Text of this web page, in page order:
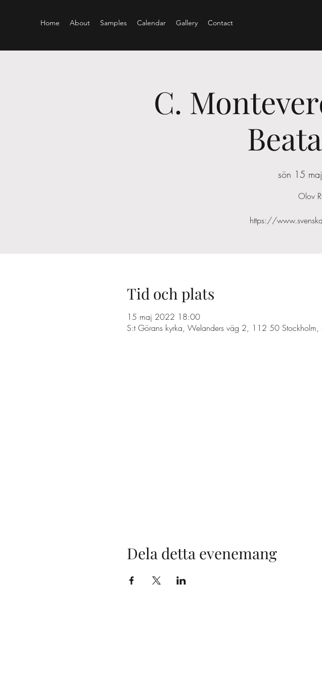
Home About Samples Calendar Gallery Contact
C.
sön 15 maj
Olov
https://
Tid och plats
15 maj 2022 18:00
S:t Görans kyrka, Welanders väg 2, 112 50 Stockholm,
Dela detta evenemang